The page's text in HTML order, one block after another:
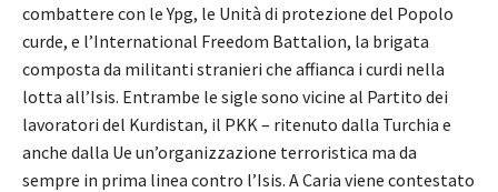
combattere con le Ypg, le Unità di protezione del Popolo
curde, e l’International Freedom Battalion, la brigata
composta da militanti stranieri che affianca i curdi nella
lotta all’Isis. Entrambe le sigle sono vicine al Partito dei
lavoratori del Kurdistan, il PKK – ritenuto dalla Turchia e
anche dalla Ue un’organizzazione terroristica ma da
sempre in prima linea contro l’Isis. A Caria viene contestato